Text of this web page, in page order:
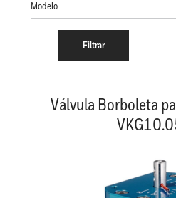
Modelo
Válvula Borboleta